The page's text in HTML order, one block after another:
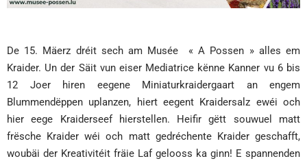
De 15. Mäerz dréit sech am Musée « A Possen » alles em
Kraider. Un der Säit vun eiser Mediatrice kënne Kanner vu 6 bis
12 Joer hiren eegene Miniaturkraidergaart an engem
Blummendëppen uplanzen, hiert eegent Kraidersalz ewéi och
hier eege Kraiderseef hierstellen. Heifir gëtt souwuel matt
frësche Kraider wéi och matt gedréchente Kraider geschafft,
woubäi der Kreativitéit fräie Laf gelooss ka ginn! E spannenden